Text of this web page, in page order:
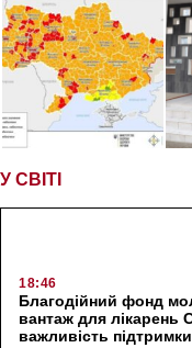
У СВІТІ
18:46
Благодійний фонд
вантаж для
важливість